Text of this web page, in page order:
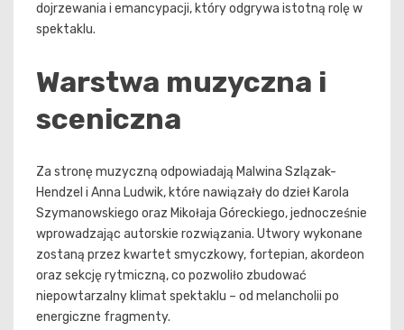
dojrzewania i emancypacji, który odgrywa istotną rolę w
spektaklu.
Warstwa muzyczna i
sceniczna
Za stronę muzyczną odpowiadają Malwina Szlązak-
Hendzel i Anna Ludwik, które nawiązały do dzieł Karola
Szymanowskiego oraz Mikołaja Góreckiego, jednocześnie
wprowadzając autorskie rozwiązania. Utwory wykonane
zostaną przez kwartet smyczkowy, fortepian, akordeon
oraz sekcję rytmiczną, co pozwoliło zbudować
niepowtarzalny klimat spektaklu – od melancholii po
energiczne fragmenty.